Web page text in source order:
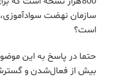
است؟
حتما در پاسخ به این
بیش از فعال‌شدن و گسترش